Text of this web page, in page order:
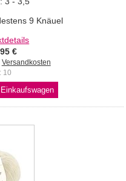
9 Knäuel
€
Versandkosten
10